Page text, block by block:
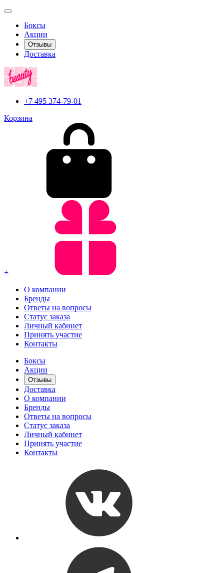
Боксы
Акции
Отзывы
Доставка
+7 495 374-79-01
Корзина
+
О компании
Бренды
Ответы на вопросы
Статус заказа
Личный кабинет
Принять участие
Контакты
Боксы
Акции
Отзывы
Доставка
О компании
Бренды
Ответы на вопросы
Статус заказа
Личный кабинет
Принять участие
Контакты